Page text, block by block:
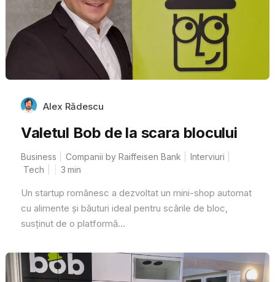
Alex Rădescu
Valetul Bob de la scara blocului
Business Companii by Raiffeisen Bank
Interviuri
Tech
3 min
Un startup românesc a dezvoltat un mini-shop automat
cu alimente și băuturi ideal pentru scările de bloc,
susținut de o platformă...